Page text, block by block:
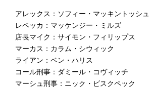
アレックス：ソフィー・マッキントッシュ
レベッカ：マッケンジー・ミルズ
店長マイク：サイモン・フィリップス
マーカス：カラム・シウィック
ライアン：ベン・ハリス
コール刑事：ダミール・コヴィッチ
マーシュ刑事：ニック・ビスクペック